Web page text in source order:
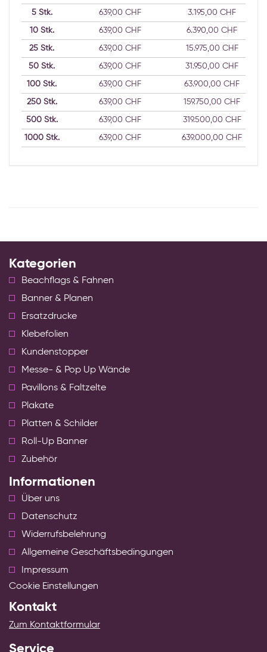
5Stk. 639,00 CHF 3.195,00 CHF
10Stk. 639,00 CHF 6.390,00 CHF
25 Stk. 639,00 CHF 15.975,00 CHF
50 Stk. 639,00 CHF 31.950,00 CHF
100 Stk. 639,00 CHF 63.900,00 CHF
250Stk. 639,00 CHF 159.750,00 CHF
500Stk. 639,00 CHF 319.500,00 CHF
1000Stk. 639,00 CHF 639.000,00 CHF
Kategorien
Beachflags & Fahnen
Banner & Planen
Ersatzdrucke
Klebefolien
Kundenstopper
Messe- & Pop Up Wände
Pavillons & Faltzelte
Plakate
Platten & Schilder
Roll-Up Banner
Zubehör
Informationen
Über uns
Datenschutz
Widerrufsbelehrung
Allgemeine Geschäftsbedingungen
Impressum
Cookie Einstellungen
Kontakt
Zum Kontaktformular
Service